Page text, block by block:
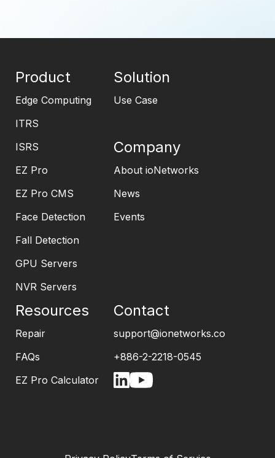
Product
Edge Computing
ITRS
ISRS
EZ Pro
EZ Pro CMS
Face Detection
Fall Detection
GPU Servers
NVR Servers
Solution
Use Case
Company
About ioNetworks
News
Events
Resources
Repair
FAQs
EZ Pro Calculator
Contact
support@ionetworks.co
+886-2-2218-0545